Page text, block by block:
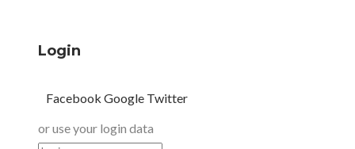
Login
Facebook Google Twitter
or use your login data